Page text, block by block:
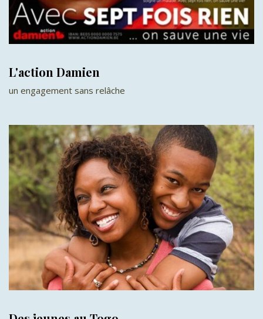
L'action Damien
un engagement sans relâche